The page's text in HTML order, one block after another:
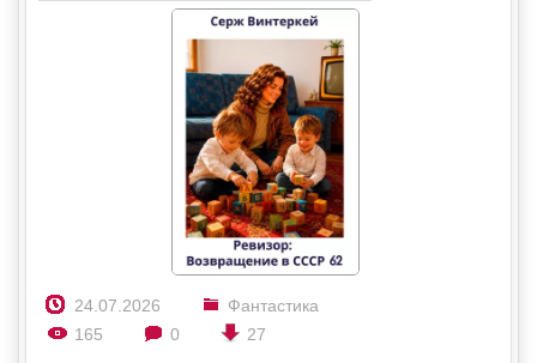
24.07.2026
Фантастика
165
0 27